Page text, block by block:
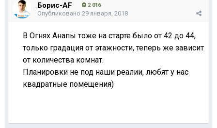
Борис-AF 2 016
Опубликовано 29 января, 2018
В Огнях Анапы тоже на старте было от 42 до 44,
только градация от этажности, теперь же зависит
от количества комнат.
Планировки не под наши реалии, любят у нас
квадратные помещения)